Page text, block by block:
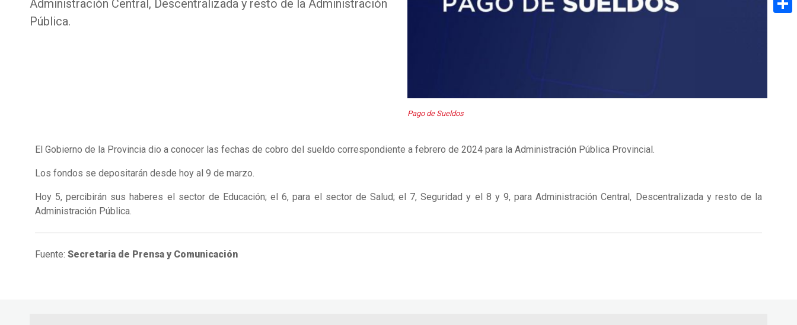
Administración Central, Descentralizada y resto de la Administración
Pública.
Pago de Sueldos
El Gobierno de la Provincia dio a conocer las fechas de cobro del sueldo correspondiente a febrero de 2024 para la Administración Pública Provincial.
Los fondos se depositarán desde hoy al 9 de marzo.
Hoy 5, percibirán sus haberes el sector de Educación; el 6, para el sector de Salud; el 7, Seguridad y el 8 y 9, para Administración Central, Descentralizada y resto de la
Administración Pública.
Fuente: Secretaria de Prensa y Comunicación